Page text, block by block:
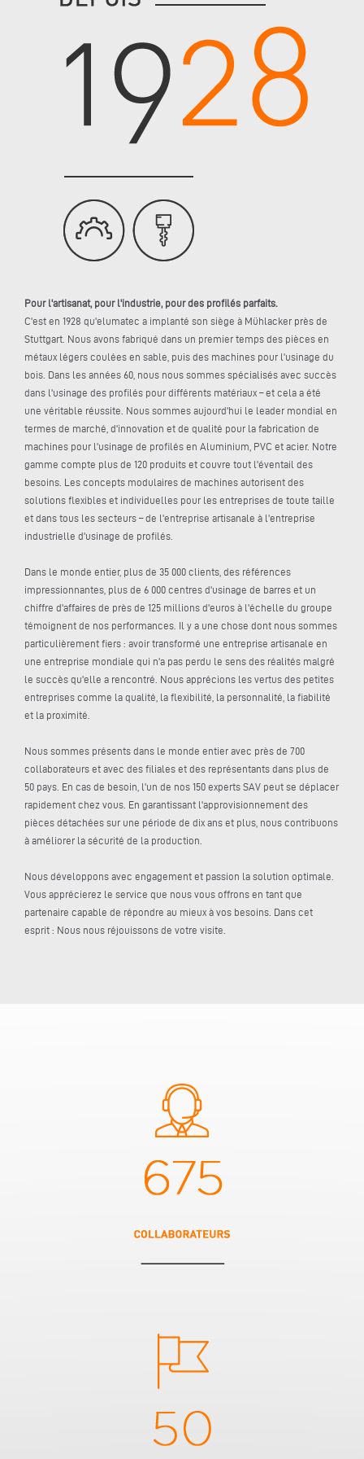
Pour l'artisanat, pour l'industrie, pour des profilés parfaits.
C'est en 1928 qu'elumatec a implanté son siège à Mühlacker près de
Stuttgart. Nous avons fabriqué dans un premier temps des pièces en
métaux légers coulées en sable, puis des machines pour l'usinage du
bois. Dans les années 60, nous nous sommes spécialisés avec succès
dans l'usinage des profilés pour différents matériaux – et cela a été
une véritable réussite. Nous sommes aujourd'hui le leader mondial en
termes de marché, d'innovation et de qualité pour la fabrication de
machines pour l'usinage de profilés en Aluminium, PVC et acier. Notre
gamme compte plus de 120 produits et couvre tout l'éventail des
besoins. Les concepts modulaires de machines autorisent des
solutions flexibles et individuelles pour les entreprises de toute taille
et dans tous les secteurs – de l'entreprise artisanale à l'entreprise
industrielle d'usinage de profilés.
Dans le monde entier, plus de 35 000 clients, des références
impressionnantes, plus de 6 000 centres d'usinage de barres et un
chiffre d'affaires de près de 125 millions d'euros à l'échelle du groupe
témoignent de nos performances. Il y a une chose dont nous sommes
particulièrement fiers : avoir transformé une entreprise artisanale en
une entreprise mondiale qui n'a pas perdu le sens des réalités malgré
le succès qu'elle a rencontré. Nous apprécions les vertus des petites
entreprises comme la qualité, la flexibilité, la personnalité, la fiabilité
et la proximité.
Nous sommes présents dans le monde entier avec près de 700
collaborateurs et avec des filiales et des représentants dans plus de
50 pays. En cas de besoin, l'un de nos 150 experts SAV peut se déplacer
rapidement chez vous. En garantissant l'approvisionnement des
pièces détachées sur une période de dix ans et plus, nous contribuons
à améliorer la sécurité de la production.
Nous développons avec engagement et passion la solution optimale.
Vous apprécierez le service que nous vous offrons en tant que
partenaire capable de répondre au mieux à vos besoins. Dans cet
esprit : Nous nous réjouissons de votre visite.